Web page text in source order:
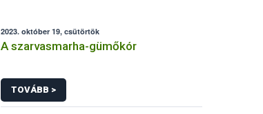
2023. október 19, csütörtök
A szarvasmarha-gümőkór
TOVÁBB >